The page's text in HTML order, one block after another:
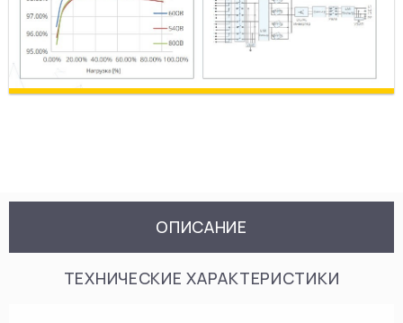
ОПИСАНИЕ
ТЕХНИЧЕСКИЕ ХАРАКТЕРИСТИКИ